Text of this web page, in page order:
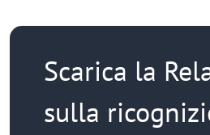
Scarica la
sulla